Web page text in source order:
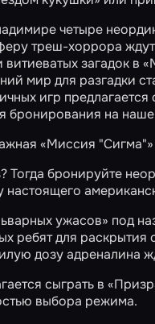
четыре
треш-хоррора
загадок в
мир для разгадки
игр
бронирования на
«Миссия "Сигма"»
Тогда бронируйте
ужасов» под
ребят для
дозу
сыграть в
выбора режима.